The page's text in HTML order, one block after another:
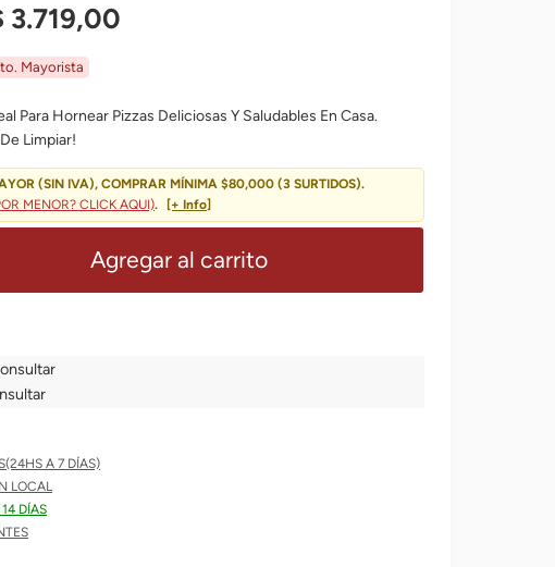
6.500,00.
3.719,00
Actual
$ 3.719,00.
Mayorista
Para Hornear Pizzas Deliciosas Y Saludables En Casa.
Limpiar!
(SIN IVA), COMPRAR MÍNIMA $80,000 (3 SURTIDOS).
MENOR? CLICK AQUI). [+ Info]
Agregar al carrito
A 7 DÍAS)
LOCAL
DÍAS